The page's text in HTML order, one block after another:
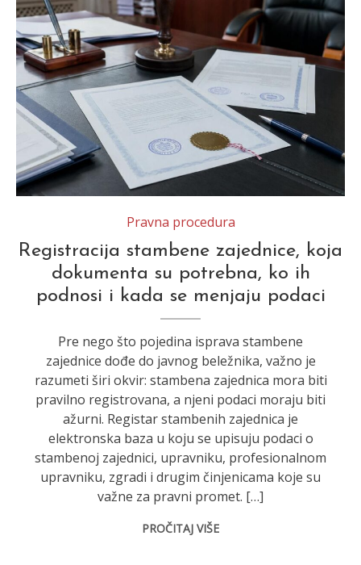
Pravna procedura
Registracija stambene zajednice, koja
dokumenta su potrebna, ko ih
podnosi i kada se menjaju podaci
Pre nego što pojedina isprava stambene
zajednice dođe do javnog beležnika, važno je
razumeti širi okvir: stambena zajednica mora biti
pravilno registrovana, a njeni podaci moraju biti
ažurni. Registar stambenih zajednica je
elektronska baza u koju se upisuju podaci o
stambenoj zajednici, upravniku, profesionalnom
upravniku, zgradi i drugim činjenicama koje su
važne za pravni promet. […]
PROČITAJ VIŠE